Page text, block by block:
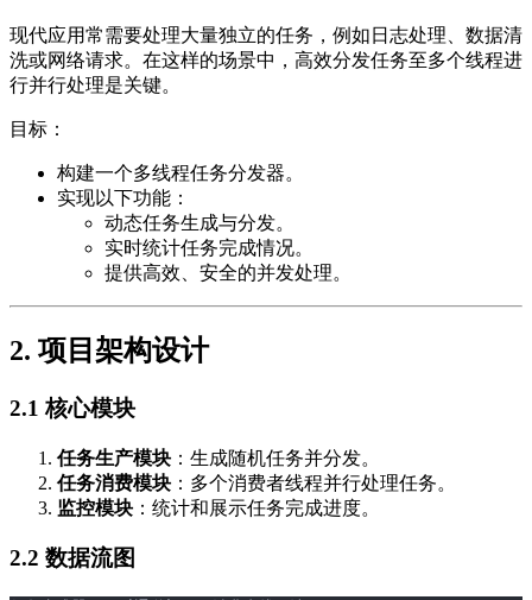
现代应用常需要处理大量独立的任务，例如日志处理、数据清
洗或网络请求。在这样的场景中，高效分发任务至多个线程进
行并行处理是关键。
目标：
构建一个多线程任务分发器。
实现以下功能：
动态任务生成与分发。
实时统计任务完成情况。
提供高效、安全的并发处理。
2. 项目架构设计
2.1 核心模块
任务生产模块 ：生成随机任务并分发。
任务消费模块 ：多个消费者线程并行处理任务。
监控模块 ：统计和展示任务完成进度。
2.2 数据流图